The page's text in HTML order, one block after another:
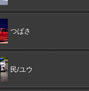
つばさ
民/ユウ